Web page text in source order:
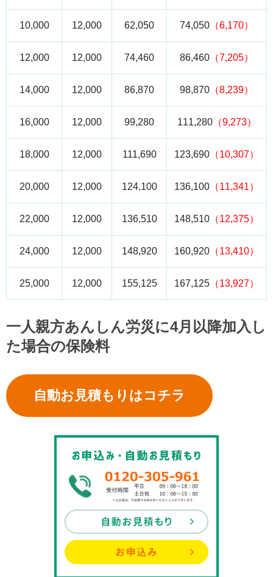
10,000 12,000 62,050 74,050 （6,170）
12,000 12,000 74,460 86,460 （7,205）
14,000 12,000 86,870 98,870 （8,239）
16,000 12,000 99,280 111,280（9,273）
18,000 12,000 111,690 123,690 （10,307）
20,000 12,000 124,100 136,100 （11,341）
22,000 12,000 136,510 148,510 （12,375）
24,000 12,000 148,920 160,920 （13,410）
25,000 12,000 155,125 167,125 （13,927）
一人親方あんしん労災に4月以降加入し
た場合の保険料
自動お見積もりはコチラ